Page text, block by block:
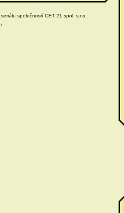
společností CET 21 spol. s.r.o.